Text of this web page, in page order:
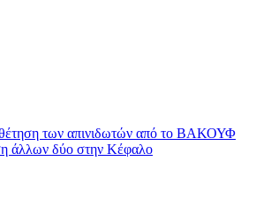
των απινιδωτών από το ΒΑΚΟΥΦ
άλλων δύο στην Κέφαλο